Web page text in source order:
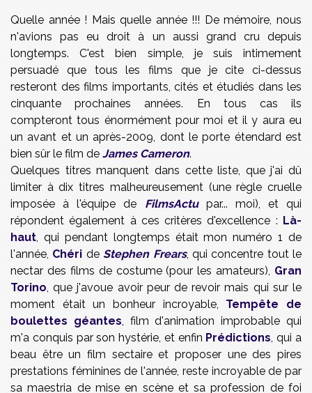
Quelle année ! Mais quelle année !!! De mémoire, nous
n'avions pas eu droit à un aussi grand cru depuis
longtemps. C'est bien simple, je suis intimement
persuadé que tous les films que je cite ci-dessus
resteront des films importants, cités et étudiés dans les
cinquante prochaines années. En tous cas ils
compteront tous énormément pour moi et il y aura eu
un avant et un après-2009, dont le porte étendard est
bien sûr le film de James Cameron.
Quelques titres manquent dans cette liste, que j'ai dû
limiter à dix titres malheureusement (une règle cruelle
imposée à l'équipe de FilmsActupar... moi), et qui
répondent également à ces critères d'excellence : Là-
haut, qui pendant longtemps était mon numéro 1 de
l'année, Chéri deStephen Frears, qui concentre tout le
nectar des films de costume (pour les amateurs), Gran
Torino, que j'avoue avoir peur de revoir mais qui sur le
moment était un bonheur incroyable, Tempête de
boulettes géantes, film d'animation improbable qui
m'a conquis par son hystérie, et enfin Prédictions, qui a
beau être un film sectaire et proposer une des pires
prestations féminines de l'année, reste incroyable de par
sa maestria de mise en scène et sa profession de foi